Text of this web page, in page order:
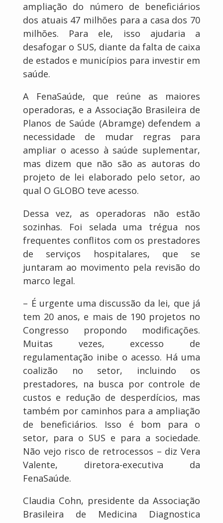
ampliação do número de beneficiários
dos atuais 47 milhões para a casa dos 70
milhões. Para ele, isso ajudaria a
desafogar o SUS, diante da falta de caixa
de estados e municípios para investir em
saúde.
A FenaSaúde, que reúne as maiores
operadoras, e a Associação Brasileira de
Planos de Saúde (Abramge) defendem a
necessidade de mudar regras para
ampliar o acesso à saúde suplementar,
mas dizem que não são as autoras do
projeto de lei elaborado pelo setor, ao
qual O GLOBO teve acesso.
Dessa vez, as operadoras não estão
sozinhas. Foi selada uma trégua nos
frequentes conflitos com os prestadores
de serviços hospitalares, que se
juntaram ao movimento pela revisão do
marco legal.
– É urgente uma discussão da lei, que já
tem 20 anos, e mais de 190 projetos no
Congresso propondo modificações.
Muitas vezes, excesso de
regulamentação inibe o acesso. Há uma
coalizão no setor, incluindo os
prestadores, na busca por controle de
custos e redução de desperdícios, mas
também por caminhos para a ampliação
de beneficiários. Isso é bom para o
setor, para o SUS e para a sociedade.
Não vejo risco de retrocessos – diz Vera
Valente, diretora-executiva da
FenaSaúde.
Claudia Cohn, presidente da Associação
Brasileira de Medicina Diagnostica